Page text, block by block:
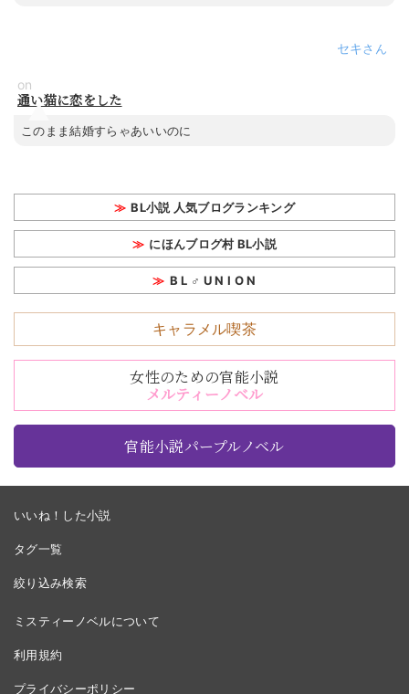
セキ
on
通い猫に恋をした
このまま結婚すらゃあいいのに
BL小説 人気ブログランキング
にほんブログ村 BL小説
B L ♂ U N I O N
キャラメル喫茶
女性のための官能小説
メルティーノベル
官能小説パープルノベル
いいね！した小説
タグ一覧
絞り込み検索
ミスティーノベルについて
利用規約
プライバシーポリシー